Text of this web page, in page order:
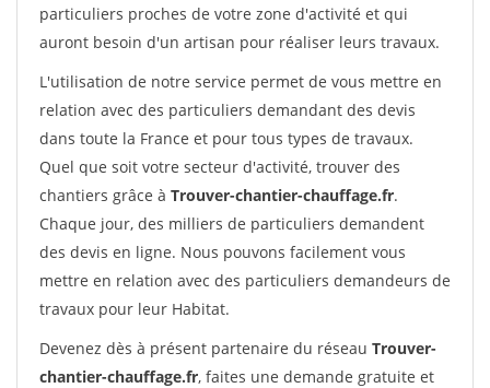
particuliers proches de votre zone d'activité et qui
auront besoin d'un artisan pour réaliser leurs travaux.
L'utilisation de notre service permet de vous mettre en
relation avec des particuliers demandant des devis
dans toute la France et pour tous types de travaux.
Quel que soit votre secteur d'activité, trouver des
chantiers grâce à Trouver-chantier-chauffage.fr.
Chaque jour, des milliers de particuliers demandent
des devis en ligne. Nous pouvons facilement vous
mettre en relation avec des particuliers demandeurs de
travaux pour leur Habitat.
Devenez dès à présent partenaire du réseau Trouver-
chantier-chauffage.fr, faites une demande gratuite et